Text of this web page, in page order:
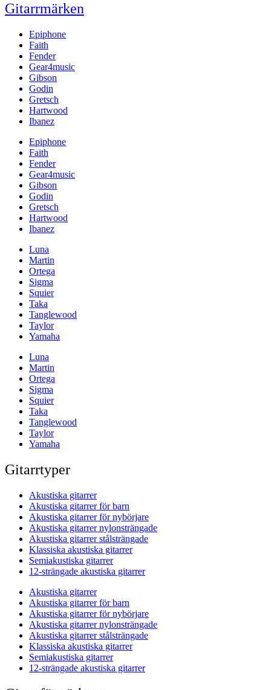
Gitarrmärken
Epiphone
Faith
Fender
Gear4music
Gibson
Godin
Gretsch
Hartwood
Ibanez
Epiphone
Faith
Fender
Gear4music
Gibson
Godin
Gretsch
Hartwood
Ibanez
Luna
Martin
Ortega
Sigma
Squier
Taka
Tanglewood
Taylor
Yamaha
Luna
Martin
Ortega
Sigma
Squier
Taka
Tanglewood
Taylor
Yamaha
Gitarrtyper
Akustiska gitarrer
Akustiska gitarrer för barn
Akustiska gitarrer för nybörjare
Akustiska gitarrer nylonsträngade
Akustiska gitarrer stålsträngade
Klassiska akustiska gitarrer
Semiakustiska gitarrer
12-strängade akustiska gitarrer
Akustiska gitarrer
Akustiska gitarrer för barn
Akustiska gitarrer för nybörjare
Akustiska gitarrer nylonsträngade
Akustiska gitarrer stålsträngade
Klassiska akustiska gitarrer
Semiakustiska gitarrer
12-strängade akustiska gitarrer